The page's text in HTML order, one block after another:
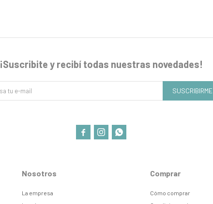
Nosotros
La empresa
Comprar
Cómo comprar
¡Suscribite y recibí todas nuestras novedades!
SUSCRIBIRME
  